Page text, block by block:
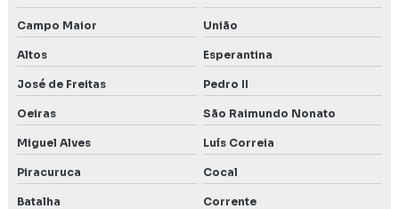
Campo Maior União
Altos Esperantina
José de Freitas Pedro II
Oeiras São Raimundo Nonato
Miguel Alves Luís Correia
Piracuruca Cocal
Batalha
Corrente